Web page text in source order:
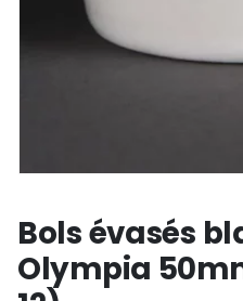
Bols évasés
Olympia